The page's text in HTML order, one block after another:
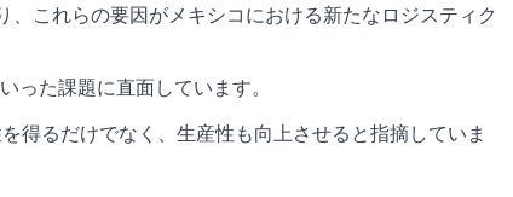
これらの要因がメキシコにおける新たなロジスティク
た課題に直面しています。
得るだけでなく、生産性も向上させると指摘していま